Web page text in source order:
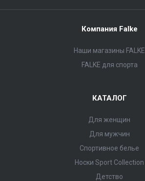
Компания Falke
Наши магазины FALKE
FALKE для спорта
КАТАЛОГ
Для женщин
Для мужчин
Спортивное белье
Носки Sport Collection
Детство